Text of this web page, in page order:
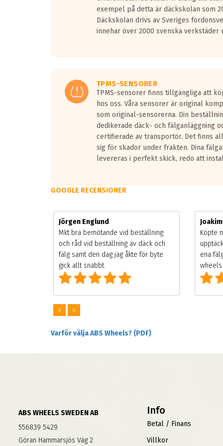
Vid körning i över 50km/h brukar
På däckmärkningen kommer det finnas en
medans de vita vågorna påvisar om det är ett tyst
Ett däck med tre svarta vågor uppnår de
exempel på detta är däckskolan som
Däckskolan drivs av Sveriges
innehar över 2000 svenska verkstäder
TPMS-SENSORER
TPMS-sensorer finns tillgängliga att
hos oss. Våra sensorer är original
som original-sensorerna. Din
dedikerade däck- och fälganläggning
certifierade av transportör. Det finns
sig för skador under frakten. Dina
levereras i perfekt skick, redo att
GOOGLE RECENSIONER
Jörgen Englund
Mkt bra bemötande vid beställning
och råd vid beställning av däck och
fälg samt den dag jag åkte för byte
gick allt snabbt.
Köpte
ena
Varför välja ABS Wheels? (PDF)
ABS WHEELS SWEDEN AB
556839 5429
Göran Hammarsjös Väg 2
Info
Betal / Finans
Villkor